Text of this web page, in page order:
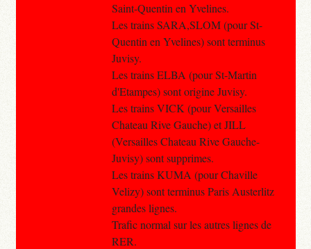
Saint-Quentin en Yvelines.
Les trains SARA,SLOM (pour St-
Quentin en Yvelines) sont terminus
Juvisy.
Les trains ELBA (pour St-Martin
d'Etampes) sont origine Juvisy.
Les trains VICK (pour Versailles
Chateau Rive Gauche) et JILL
(Versailles Chateau Rive Gauche-
Juvisy) sont supprimes.
Les trains KUMA (pour Chaville
Velizy) sont terminus Paris Austerlitz
grandes lignes.
Trafic normal sur les autres lignes de
RER.